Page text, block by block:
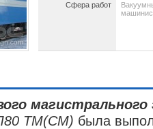
Сфера работ
магистрального
ТМ(СМ) была